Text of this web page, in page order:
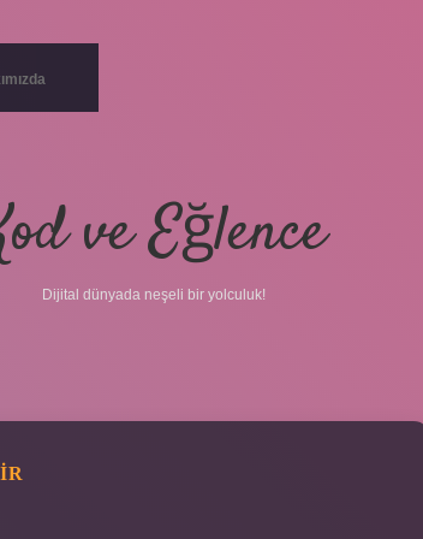
ve Eğlence
Dijital dünyada neşeli bir yolculuk!